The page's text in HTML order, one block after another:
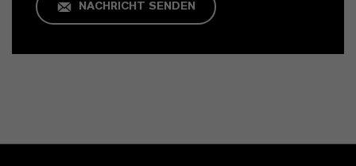
NACHRICHT SENDEN